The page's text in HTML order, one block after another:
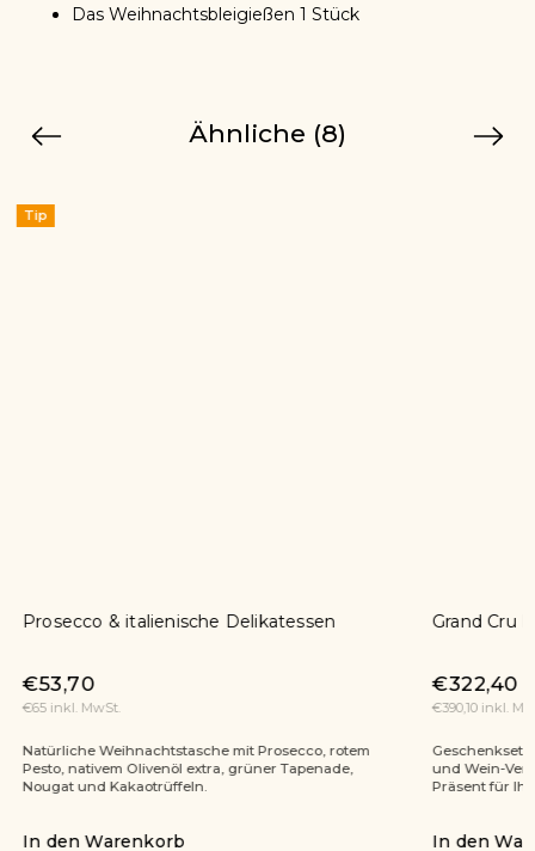
Das Weihnachtsbleigießen 1 Stück
Ähnliche (8)
Previous
Grand Cru Erlebnis
€390,10 inkl. MwSt.
€322,40
In den Warenkorb
Geschenkset mit Moët & Chandon Champagner
und Wein-Verkostungsset. Ein repräsentatives
Präsent für Ihre wichtigsten Kunden und Partner.
Gourmet
€175,10
In den
Gourmet
bietet
Next